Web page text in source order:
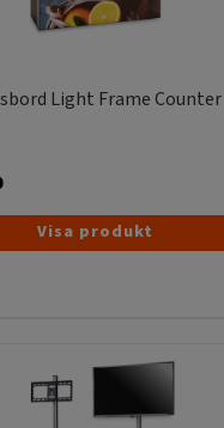
Light Frame Counter
Visa produkt